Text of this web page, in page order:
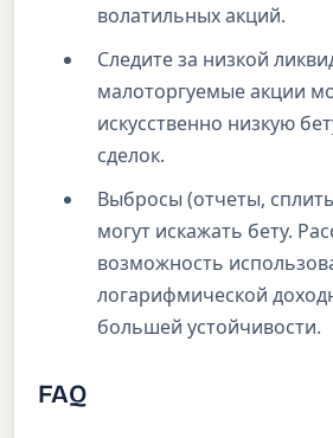
волатильных акций.
Следите за низкой
малоторгуемые акции
искусственно низкую
сделок.
Выбросы (отчеты,
могут искажать бету.
возможность
логарифмической
большей устойчивости.
FAQ